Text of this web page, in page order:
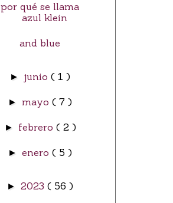
por qué se llama
azul klein
and blue
► junio( 1 )
►mayo( 7 )
► febrero ( 2 )
►enero( 5 )
►2023( 56 )